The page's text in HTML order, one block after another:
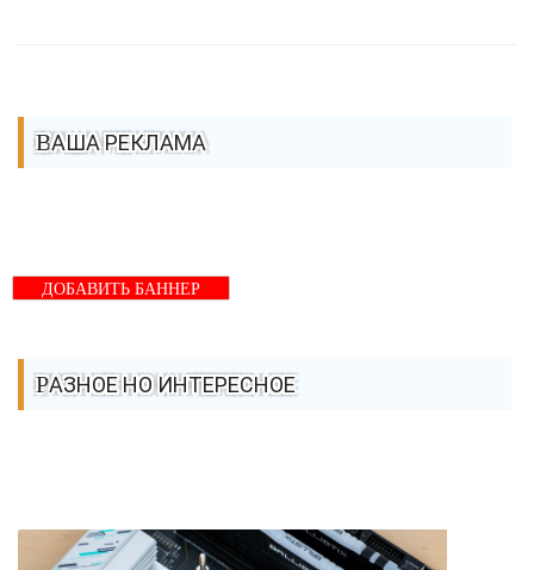
ВАША РЕКЛАМА
ДОБАВИТЬ БАННЕР
РАЗНОЕ НО ИНТЕРЕСНОЕ